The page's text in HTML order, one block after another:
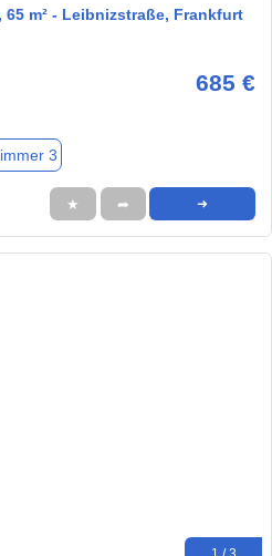
m² - Leibnizstraße, Frankfurt
685 €
3
★ ➦ ➜